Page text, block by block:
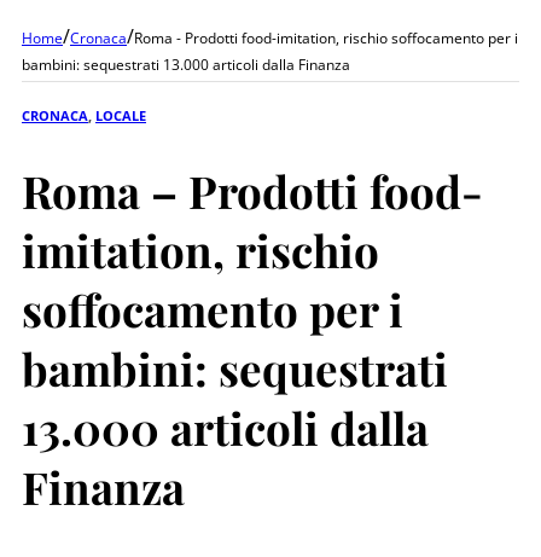
Home/Cronaca/Roma - Prodotti food-imitation, rischio soffocamento per i
bambini: sequestrati 13.000 articoli dalla Finanza
CRONACA LOCALE
Roma – Prodotti food-
imitation, rischio
soffocamento per i
bambini: sequestrati
13.000 articoli dalla
Finanza